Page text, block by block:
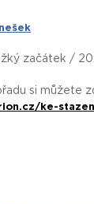
začátek /
si můžete
ke-